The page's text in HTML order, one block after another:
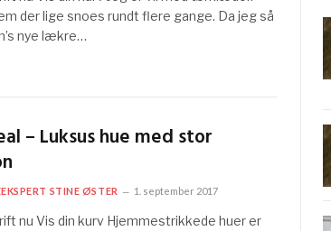
der lige snoes rundt flere gange. Da jeg så
nye lækre…
– Luksus hue med stor
STINE ØSTER 1. september 2017
nu Vis din kurv Hjemmestrikkede huer er